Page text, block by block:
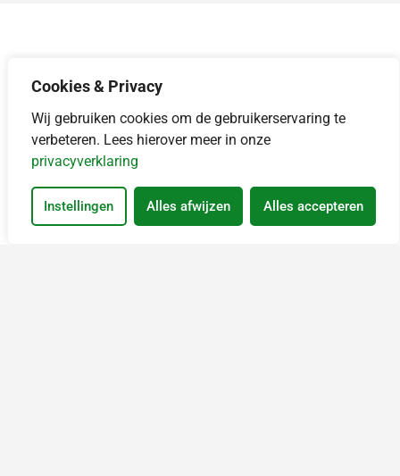
Cookies & Privacy
Wij gebruiken cookies om de gebruikerservaring te
verbeteren. Lees hierover meer in onze
privacyverklaring
Instellingen Alles afwijzen Alles accepteren
Telefoon: 010 800 40 00
WhatsApp: 06 46 00 10 84
Locaties en openingstijden